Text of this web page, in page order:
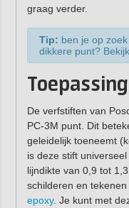
graag verder.
Tip: ben je op
dikkere punt?
De verfstiften van
PC-3M punt. Dit
geleidelijk toeneemt
is deze stift
lijndikte van 0,9 tot
schilderen en
epoxy. Je kunt met